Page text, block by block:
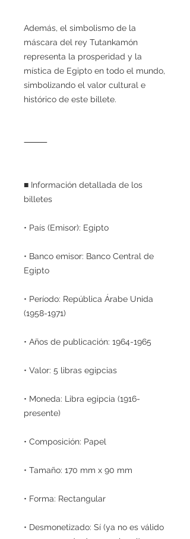
Además, el simbolismo de la
máscara del rey Tutankamón
representa la prosperidad y la
mística de Egipto en todo el mundo,
simbolizando el valor cultural e
histórico de este billete.
⸻
■ Información detallada de los
billetes
• País (Emisor): Egipto
• Banco emisor: Banco Central de
Egipto
• Período: República Árabe Unida
(1958-1971)
• Años de publicación: 1964-1965
• Valor: 5 libras egipcias
• Moneda: Libra egipcia (1916-
presente)
• Composición: Papel
• Tamaño: 170 mm x 90 mm
• Forma: Rectangular
• Desmonetizado: Sí (ya no es válido